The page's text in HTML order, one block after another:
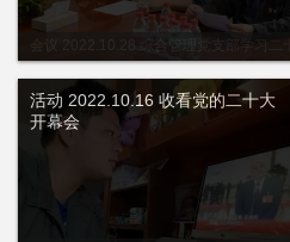
会议 2022.10.28 综合管理党支部学习二十
活动 2022.10.16 收看党的二十大
开幕会